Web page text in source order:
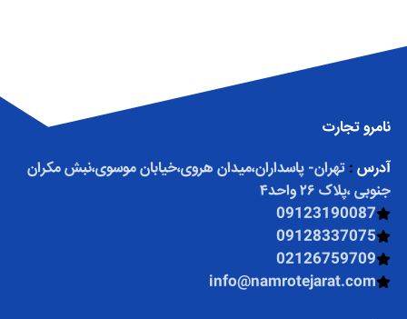
نامرو تجارت
آدرس : تهران- پاسداران،میدان هروی،خیابان موسوی،نبش مکران
جنوبی ،پلاک ۲۶ واحد۴
09123190087
09128337075
02126759709
info@namrotejarat.com